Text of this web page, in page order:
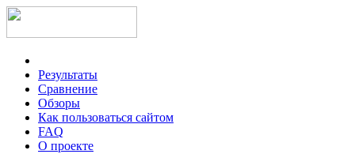
Результаты
Сравнение
Обзоры
Как пользоваться сайтом
FAQ
О проекте